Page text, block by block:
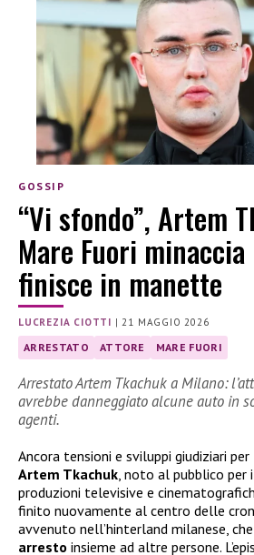
GOSSIP
“Vi sfondo”, Artem
Mare Fuori
finisce in manette
LUCREZIA CIOTTI | 21 MAGGIO 2026
ARRESTATO ATTORE MARE FUORI
Arrestato Artem Tkachuk a Milano:
avrebbe danneggiato alcune auto in
agenti.
Ancora tensioni e sviluppi giudiziari
Artem Tkachuk, noto al pubblico per
produzioni televisive e
finito nuovamente al centro delle
avvenuto nell’hinterland milanese,
arresto insieme ad altre persone.